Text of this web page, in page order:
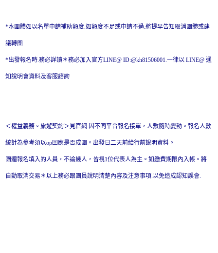
*本團體如以名單申請補助額度.如額度不足或申請不過.將提早告知取消團體或建
議轉團
*出發報名時.務必詳讀＊務必加入官方LINE@ ID:@kh81506001.一律以 LINE@ 通
知說明會資料及客服諮詢
＜權益義務。旅遊契約＞見官網.因不同平台報名接單，人數隨時變動。報名人數
統計為參考須以op回應是否成團。出發日二天前給行前說明資料。
團體報名填入的人員，不論幾人，皆視1位代表人為主。如繳費期限內入帳。將
自動取消交易＊以上務必跟團員說明清楚內容及注意事項.以免造成認知誤會.